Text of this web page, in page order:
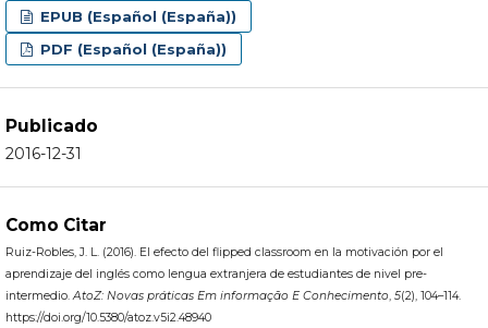
EPUB (Español (España))
PDF (Español (España))
Publicado
2016-12-31
Como Citar
Ruiz-Robles, J. L. (2016). El efecto del flipped classroom en la motivación por el
aprendizaje del inglés como lengua extranjera de estudiantes de nivel pre-
intermedio.AtoZ: Novas práticas Em informação E Conhecimento, 5(2), 104–114.
https://doi.org/10.5380/atoz.v5i2.48940